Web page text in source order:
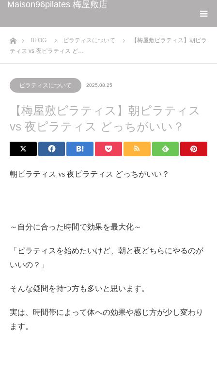
Maison96pilates 梅屋敷店
ホームBLOG ピラティスについて
【梅屋敷ピラティス】朝ピラ
ティス vs 夜ピラティス ど…
ピラティスについて 2025.08.25
【梅屋敷ピラティス】朝ピラティス
vs 夜ピラティス どっちがいい？
朝ピラティス vs 夜ピラティス どっちがいい？
～自分に合った時間で効果を最大化～
「ピラティスを始めたいけど、朝と夜どちらにやるのが
いいの？」
そんな疑問を持つ方も多いと思います。
実は、時間帯によって体への効果や感じ方が少し変わり
ます。